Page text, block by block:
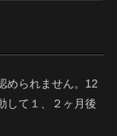
められません。12
して１、２ヶ月後